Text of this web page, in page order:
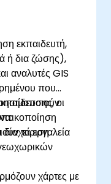
εκπαιδευτή,
ή δια ζώσης),
αναλυτές GIS
που
οι
τα εργαλεία
χάρτες με